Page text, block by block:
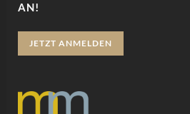
AN!
JETZT ANMELDEN